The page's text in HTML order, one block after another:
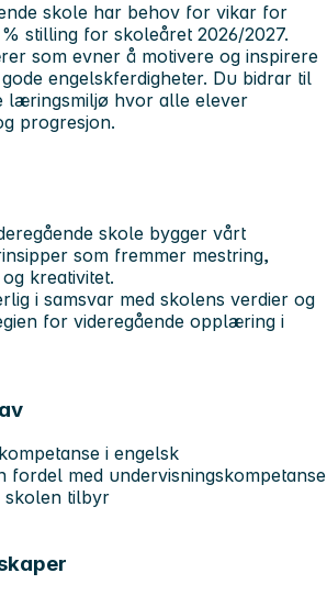
skole har behov for vikar for
stilling for skoleåret 2026/2027.
som evner å motivere og inspirere
engelskferdigheter. Du bidrar til
læringsmiljø hvor alle elever
progresjon.
skole bygger vårt
som fremmer mestring,
kreativitet.
i samsvar med skolens verdier og
for videregående opplæring i
i engelsk
fordel med undervisningskompetanse
skolen tilbyr